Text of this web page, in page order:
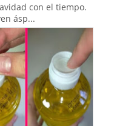
con el tiempo.
ásp...